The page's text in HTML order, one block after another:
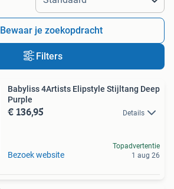
Bewaar je zoekopdracht
Filters
Babyliss 4Artists Elipstyle Stijltang Deep
Purple
€ 136,95 Details
Bezoek website
Topadvertentie
1 aug 26